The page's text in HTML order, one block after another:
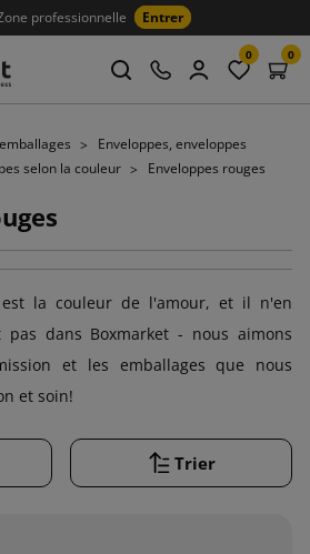
professionnelle Entrer
0 0
Enveloppes, enveloppes
selon la couleur Enveloppes rouges
la couleur de l'amour, et il n'en
pas dans Boxmarket - nous aimons
et les emballages que nous
et soin!
Trier